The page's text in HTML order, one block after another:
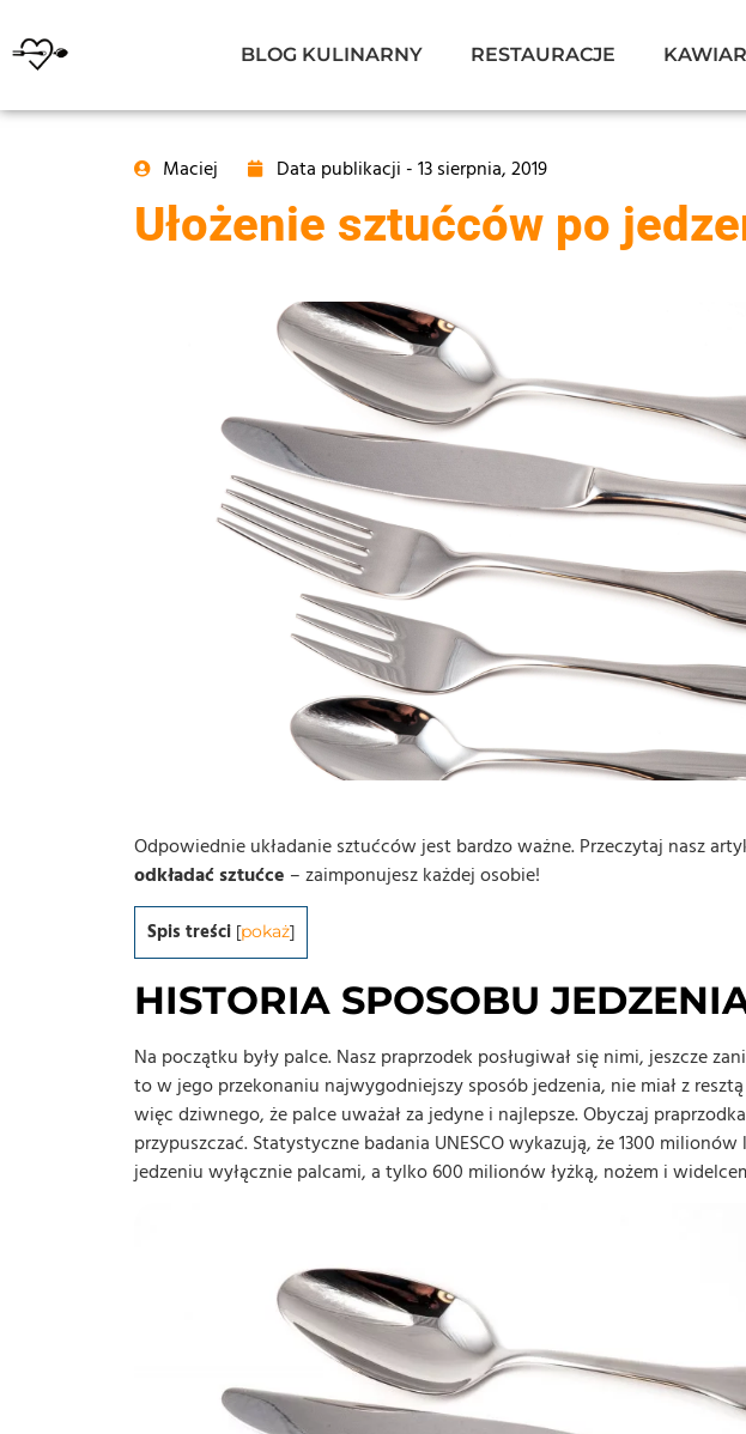
BLOG KULINARNY RESTAURACJE
Maciej Data publikacji - 13 sierpnia, 2019
Ułożenie sztućców po
Odpowiednie układanie sztućców jest bardzo ważne. Przeczytaj nasz
odkładać sztućce – zaimponujesz każdej osobie!
Spis treści [pokaż]
HISTORIA SPOSOBU
Na początku były palce. Nasz praprzodek posługiwał się nimi, jeszcze
to w jego przekonaniu najwygodniejszy sposób jedzenia, nie miał z
więc dziwnego, że palce uważał za jedyne i najlepsze. Obyczaj
przypuszczać. Statystyczne badania UNESCO wykazują, że 1300
jedzeniu wyłącznie palcami, a tylko 600 milionów łyżką, nożem i